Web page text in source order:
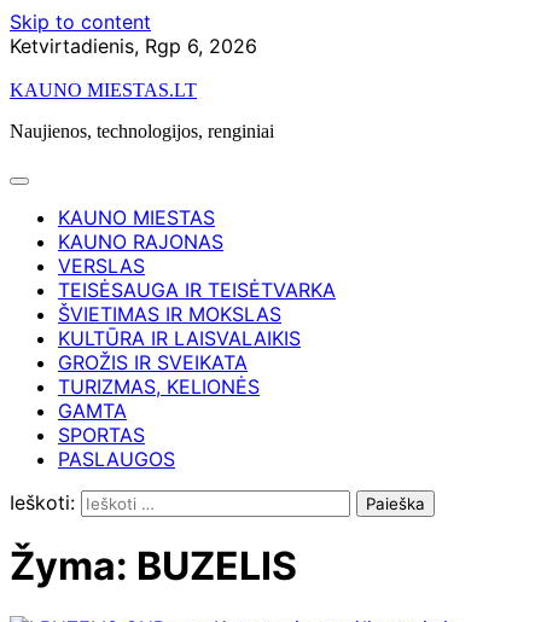
Skip to content
Ketvirtadienis, Rgp 6, 2026
KAUNO MIESTAS.LT
Naujienos, technologijos, renginiai
KAUNO MIESTAS
KAUNO RAJONAS
VERSLAS
TEISĖSAUGA IR TEISĖTVARKA
ŠVIETIMAS IR MOKSLAS
KULTŪRA IR LAISVALAIKIS
GROŽIS IR SVEIKATA
TURIZMAS, KELIONĖS
GAMTA
SPORTAS
PASLAUGOS
Ieškoti:
Žyma: BUZELIS